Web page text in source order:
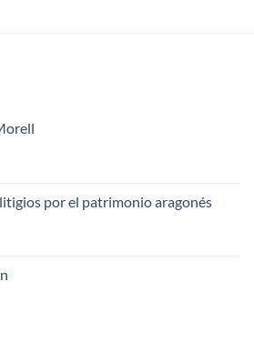
por el patrimonio aragonés